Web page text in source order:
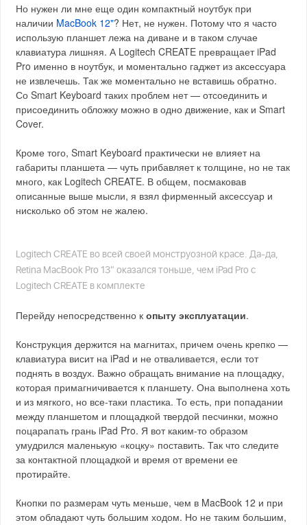
Но нужен ли мне еще один компактный ноутбук при
наличии MacBook 12"? Нет, не нужен. Потому что я часто
использую планшет лежа на диване и в таком случае
клавиатура лишняя. А Logitech CREATE превращает iPad
Pro именно в ноутбук, и моментально гаджет из аксессуара
не извлечешь. Так же моментально не вставишь обратно.
Со Smart Keyboard таких проблем нет — отсоединить и
присоединить обложку можно в одно движение, как и Smart
Cover.
Кроме того, Smart Keyboard практически не влияет на
габариты планшета — чуть прибавляет к толщине, но не так
много, как Logitech CREATE. В общем, посмаковав
описанные выше мысли, я взял фирменный аксессуар и
нисколько об этом не жалею.
Logitech CREATE во всей своей монструозной красе. Да-да,
Retina MacBook Pro 13" оказался тоньше, чем iPad Pro с
Logitech CREATE в комплекте
Перейду непосредственно копыту эксплуатации.
Конструкция держится на магнитах, причем очень крепко —
клавиатура висит на iPad и не отваливается, если тот
поднять в воздух. Важно обращать внимание на площадку,
которая примагничивается к планшету. Она выполнена хоть
и из мягкого, но все-таки пластика. То есть, при попадании
между планшетом и площадкой твердой песчинки, можно
поцарапать грань iPad Pro. Я вот каким-то образом
умудрился маленькую «коцку» поставить. Так что следите
за контактной площадкой и время от времени ее
протирайте.
Кнопки по размерам чуть меньше, чем в MacBook 12 и при
этом обладают чуть большим ходом. Но не таким большим,